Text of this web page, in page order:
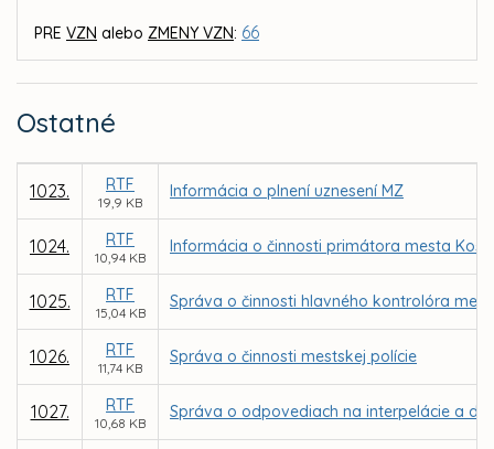
PRE VZN alebo ZMENY VZN: 66
Ostatné
1023. RTF
19,9 KB
Informácia o plnení uznesení MZ
1024. RTF
10,94 KB
Informácia o činnosti primátora mesta
1025. RTF
15,04 KB
Správa o činnosti hlavného kontrolóra
1026. RTF
11,74 KB
Správa o činnosti mestskej polície
1027. RTF
10,68 KB
Správa o odpovediach na interpelácie a